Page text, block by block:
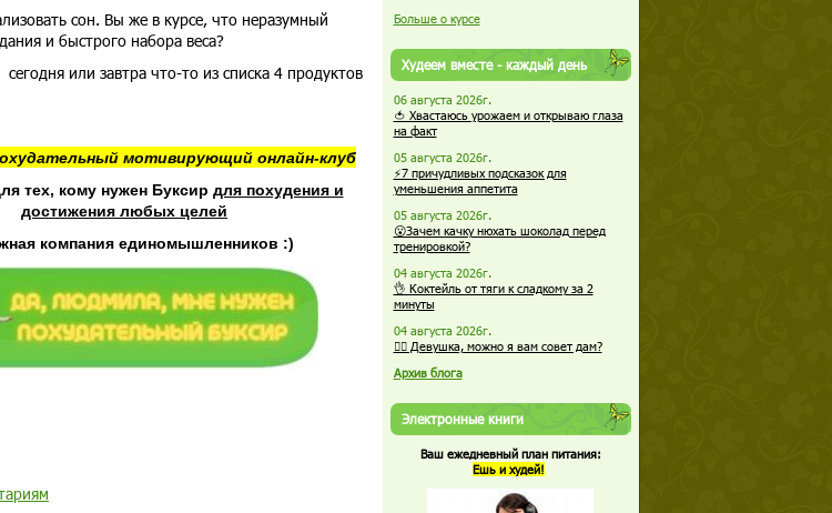
сон. Вы же в курсе, что неразумный
и быстрого набора веса?
или завтра что-то из списка 4 продуктов
мотивирующий онлайн-клуб
тех, кому нужен Буксир для похудения и
достижения любых целей
компания единомышленников :)
Больше о курсе
Худеем вместе - каждый день
06 августа 2026г.
🍅 Хвастаюсь урожаем и открываю глаза
на факт
05 августа 2026г.
⚡7 причудливых подсказок для
уменьшения аппетита
05 августа 2026г.
😮Зачем качку нюхать шоколад перед
тренировкой?
04 августа 2026г.
👌 Коктейль от тяги к сладкому за 2
минуты
04 августа 2026г.
🏋️‍♀️ Девушка, можно я вам совет дам?
Архив блога
Электронные книги
Ваш ежедневный план питания:
Ешь и худей!